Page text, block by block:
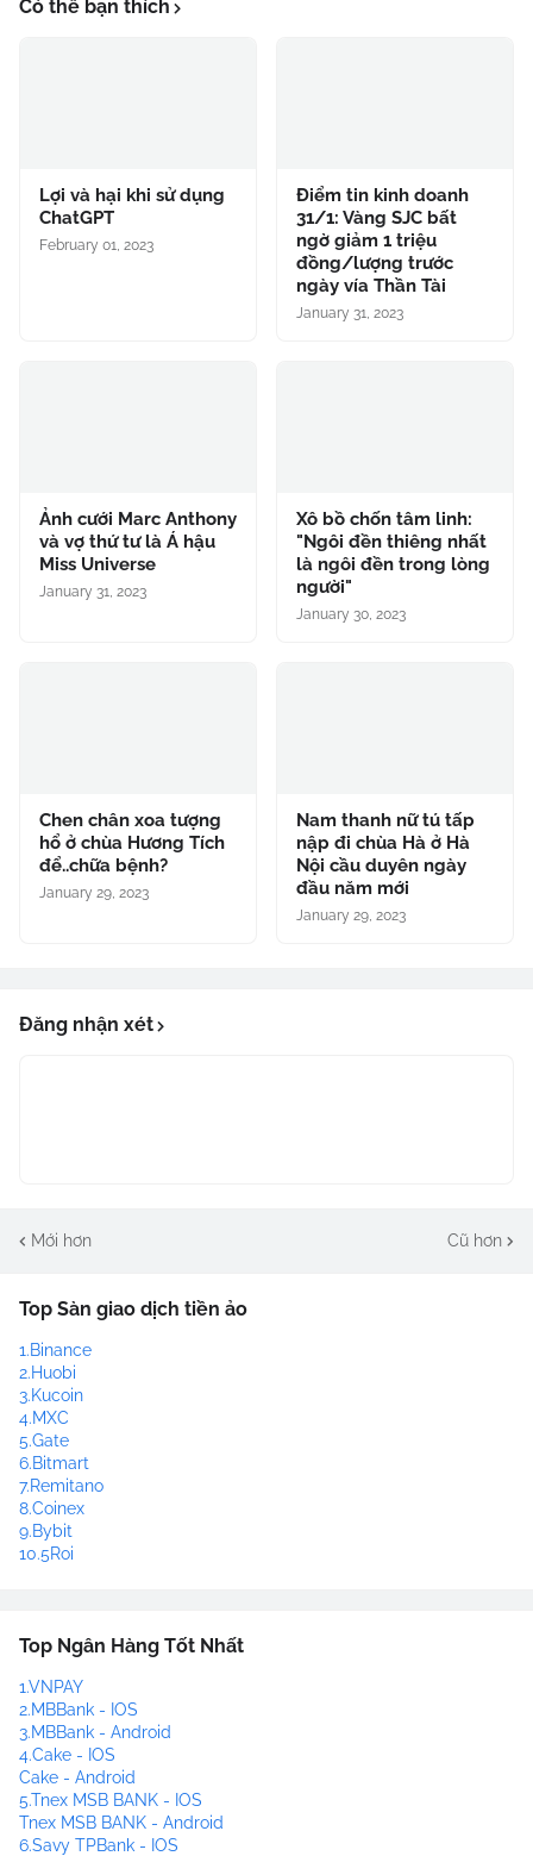
Có thể bạn thích
Lợi và hại khi sử dụng
ChatGPT
February 01, 2023
Điểm tin kinh doanh
31/1: Vàng SJC bất
ngờ giảm 1 triệu
đồng/lượng trước
ngày vía Thần Tài
January 31, 2023
Ảnh cưới Marc Anthony
và vợ thứ tư là Á hậu
Miss Universe
January 31, 2023
Xô bồ chốn tâm linh:
"Ngôi đền thiêng nhất
là ngôi đền trong lòng
người"
January 30, 2023
Chen chân xoa tượng
hổ ở chùa Hương Tích
để..chữa bệnh?
January 29, 2023
Nam thanh nữ tú tấp
nập đi chùa Hà ở Hà
Nội cầu duyên ngày
đầu năm mới
January 29, 2023
Đăng nhận xét
Mới hơn Cũ hơn
Top Sàn giao dịch tiền ảo
1.Binance
2.Huobi
3.Kucoin
4.MXC
5.Gate
6.Bitmart
7.Remitano
8.Coinex
9.Bybit
10.5Roi
Top Ngân Hàng Tốt Nhất
1.VNPAY
2.MBBank - IOS
3.MBBank - Android
4.Cake - IOS
Cake - Android
5.Tnex MSB BANK - IOS
Tnex MSB BANK - Android
6.Savy TPBank - IOS